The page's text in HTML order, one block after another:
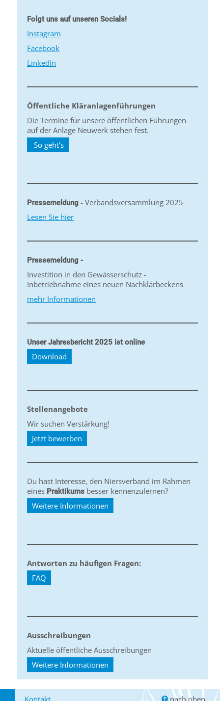
Folgt uns auf unseren Socials!
Instagram
Facebook
LinkedIn
Öffentliche Kläranlagenführungen
Die Termine für unsere öffentlichen Führungen
auf der Anlage Neuwerk stehen fest.
So geht's
Pressemeldung - Verbandsversammlung 2025
Lesen Sie hier
Pressemeldung -
Investition in den Gewässerschutz -
Inbetriebnahme eines neuen Nachklärbeckens
mehr Informationen
Unser Jahresbericht 2025 ist online
Download
Stellenangebote
Wir suchen Verstärkung!
Jetzt bewerben
Du hast Interesse, den Niersverband im Rahmen
eines Praktikums besser kennenzulernen?
Weitere Informationen
Antworten zu häufigen Fragen:
FAQ
Ausschreibungen
Aktuelle öffentliche Ausschreibungen
Weitere Informationen
Kontakt nach oben